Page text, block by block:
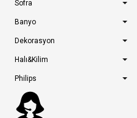
Sofra
Banyo
Dekorasyon
Halı&Kilim
Philips